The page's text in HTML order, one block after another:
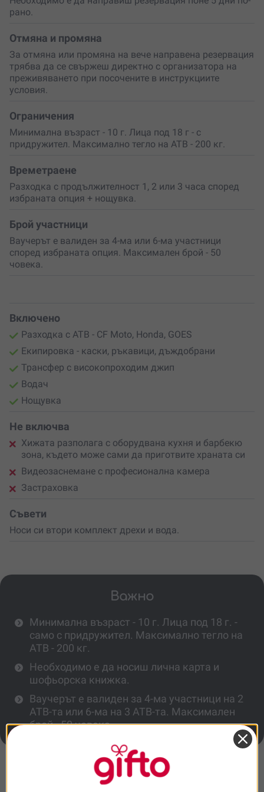
до хижа Мургана
, сгушена на 1600 м височина, или
уютна къща за гости с басейн. По пътя ще минеш през
самото било на планината – гледките към
Витоша и Дунавската равнина
Планината ще те прегърне с тишината си, а сутринта
ще те събуди с най-чистия въздух. След това отново с
джип надолу, но вече различен – зареден с емоции и
Това еперфектният баланс
релакс. Подари го на себе си, на любим човек или на
цяла компания. За рождени дни, годишнини,
излезеш от града.
магията на планината!
рано.
Отмяна и промяна
За отмяна или промяна на вече направена резервация
трябва да се свържеш директно с организатора на
преживяването при посочените в инструкциите
условия.
Ограничения
Минимална възраст - 10 г. Лица под 18 г - с
придружител. Максимално тегло на АТВ - 200 кг.
Времетраене
Разходка с продължителност 1, 2 или 3 часа според
избраната опция + нощувка.
Брой участници
Ваучерът е валиден за 4-ма или 6-ма участници
според избраната опция. Максимален брой - 50
човека.
Включено
Разходка с АТВ - CF Moto, Honda, GOES
Екипировка - каски, ръкавици, дъждобрани
Трансфер с високопроходим джип
Водач
Нощувка
Не включва
Хижата разполага с оборудвана кухня и барбекю
зона, където може сами да приготвите храната си
Видеозаснемане с професионална камера
Застраховка
Съвети
Носи си втори комплект дрехи и вода.
Важно
Минимална възраст - 10 г. Лица под 18 г. -
само с придружител. Максимално тегло на
АТВ - 200 кг.
Необходимо е да носиш лична карта и
шофьорска книжка.
Ваучерът е валиден за 4-ма участници на 2
АТВ-та или 6-ма на 3 АТВ-та. Максимален
брой - 50 човека.
Повече информация